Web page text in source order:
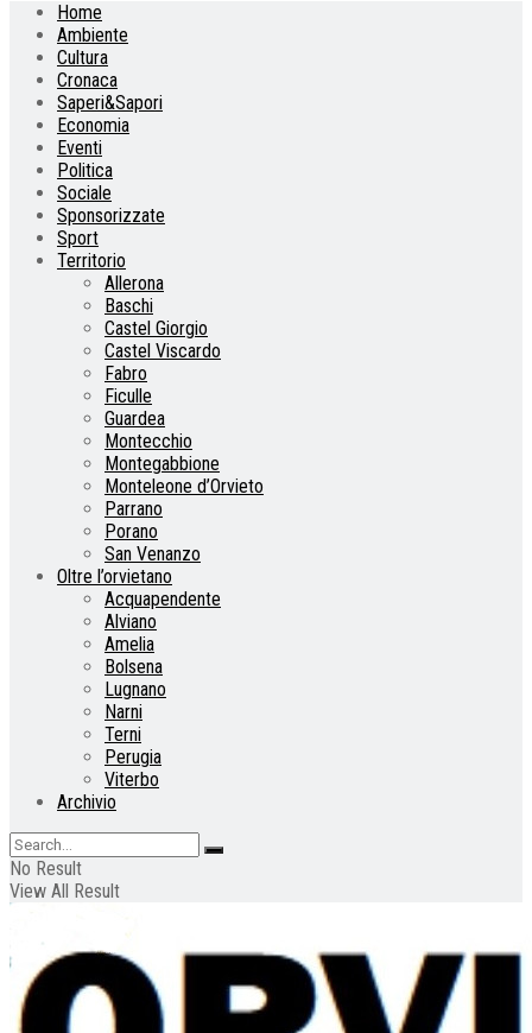
Home
Ambiente
Cultura
Cronaca
Saperi&Sapori
Economia
Eventi
Politica
Sociale
Sponsorizzate
Sport
Territorio
Allerona
Baschi
Castel Giorgio
Castel Viscardo
Fabro
Ficulle
Guardea
Montecchio
Montegabbione
Monteleone d’Orvieto
Parrano
Porano
San Venanzo
Oltre l’orvietano
Acquapendente
Alviano
Amelia
Bolsena
Lugnano
Narni
Terni
Perugia
Viterbo
Archivio
No Result
View All Result